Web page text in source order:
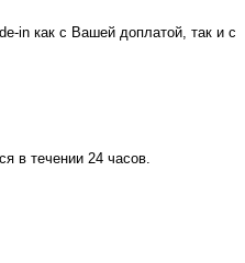
in как с Вашей доплатой, так и с
в течении 24 часов.